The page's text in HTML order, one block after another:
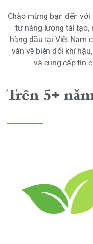
Chào mừng bạn đến
tư năng lượng tái tạo,
hàng đầu tại Việt Nam
vấn về biến đổi khí
và cung cấp tín
Trên 5+